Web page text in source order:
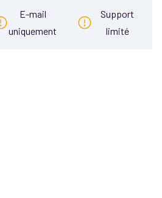
E-mail
uniquement
Support
limité